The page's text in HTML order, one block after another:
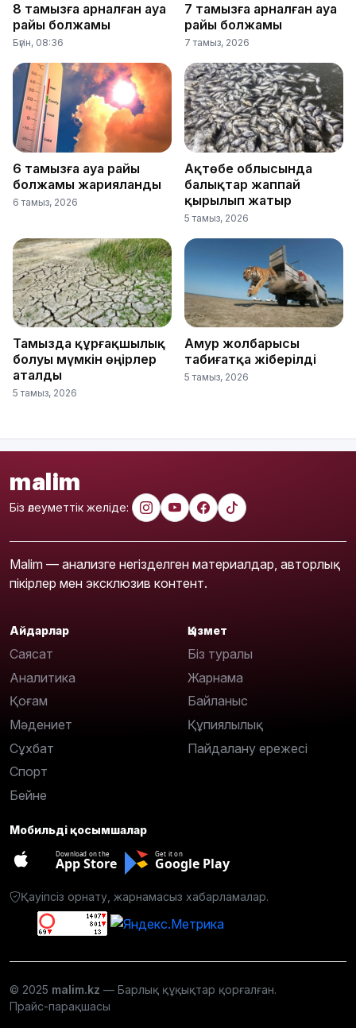
8 тамызға арналған ауа
райы болжамы
Бүгін, 08:36
7 тамызға арналған ауа
райы болжамы
7 тамыз, 2026
6 тамызға ауа райы
болжамы жарияланды
6 тамыз, 2026
Ақтөбе облысында
балықтар жаппай
қырылып жатыр
5 тамыз, 2026
Тамызда құрғақшылық
болуы мүмкін өңірлер
аталды
5 тамыз, 2026
Амур жолбарысы
табиғатқа жіберілді
5 тамыз, 2026
malim
Біз әлеуметтік желіде:
Malim — анализге негізделген материалдар, авторлық
пікірлер мен эксклюзив контент.
Айдарлар
Саясат
Аналитика
Қоғам
Мәдениет
Сұхбат
Спорт
Бейне
Қызмет
Біз туралы
Жарнама
Байланыс
Құпиялылық
Пайдалану ережесі
Мобильді қосымшалар
Download on the
App Store
Get it on
Google Play
Қауіпсіз орнату, жарнамасыз хабарламалар.
© 2025 malim.kz — Барлық құқықтар қорғалған.
Прайс-парақшасы